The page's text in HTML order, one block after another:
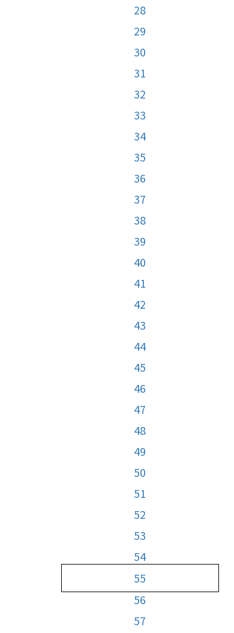
28
29
30
31
32
33
34
35
36
37
38
39
40
41
42
43
44
45
46
47
48
49
50
51
52
53
54
55
56
57